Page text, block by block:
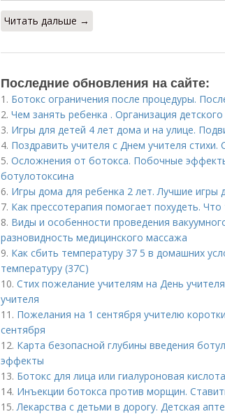
Читать дальше →
Последние обновления на сайте:
1. Ботокс ограничения после процедуры.
2. Чем занять ребенка . Организация
3. Игры для детей 4 лет дома и на улице.
4. Поздравить учителя с Днем учителя стихи.
5. Осложнения от ботокса. Побочные
ботулотоксина
6. Игры дома для ребенка 2 лет. Лучшие игры
7. Как прессотерапия помогает похудеть.
8. Виды и особенности проведения
разновидность медицинского массажа
9. Как сбить температуру 37 5 в домашних
температуру (37С)
10. Стих пожелание учителям на День
учителя
11. Пожелания на 1 сентября учителю
сентября
12. Карта безопасной глубины введения
эффекты
13. Ботокс для лица или гиалуроновая
14. Инъекции ботокса против морщин.
15.Лекарства с детьми в дорогу. Детская